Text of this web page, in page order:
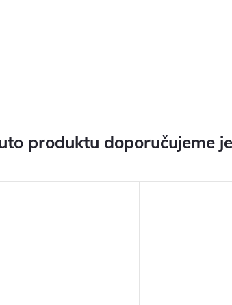
produktu doporučujeme